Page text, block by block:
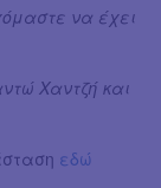
να έχει
Χαντζή και
εδώ